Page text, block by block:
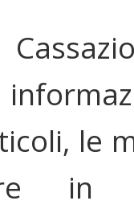
le
in